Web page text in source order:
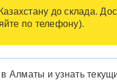
до склада.
по телефону).
в Алматы и узнать